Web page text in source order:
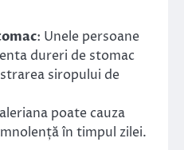
: Unele persoane
dureri de stomac
siropului de
poate cauza
în timpul zilei.